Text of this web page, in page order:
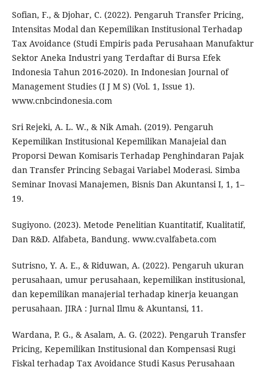
Sofian, F., & Djohar, C. (2022). Pengaruh Transfer Pricing,
Intensitas Modal dan Kepemilikan Institusional Terhadap
Tax Avoidance (Studi Empiris pada Perusahaan Manufaktur
Sektor Aneka Industri yang Terdaftar di Bursa Efek
Indonesia Tahun 2016-2020). In Indonesian Journal of
Management Studies (I J M S) (Vol. 1, Issue 1).
www.cnbcindonesia.com
Sri Rejeki, A. L. W., & Nik Amah. (2019). Pengaruh
Kepemilikan Institusional Kepemilikan Manajeial dan
Proporsi Dewan Komisaris Terhadap Penghindaran Pajak
dan Transfer Princing Sebagai Variabel Moderasi. Simba
Seminar Inovasi Manajemen, Bisnis Dan Akuntansi I, 1, 1–
19.
Sugiyono. (2023). Metode Penelitian Kuantitatif, Kualitatif,
Dan R&D. Alfabeta, Bandung. www.cvalfabeta.com
Sutrisno, Y. A. E., & Riduwan, A. (2022). Pengaruh ukuran
perusahaan, umur perusahaan, kepemilikan institusional,
dan kepemilikan manajerial terhadap kinerja keuangan
perusahaan. JIRA : Jurnal Ilmu & Akuntansi, 11.
Wardana, P. G., & Asalam, A. G. (2022). Pengaruh Transfer
Pricing, Kepemilikan Institusional dan Kompensasi Rugi
Fiskal terhadap Tax Avoidance Studi Kasus Perusahaan